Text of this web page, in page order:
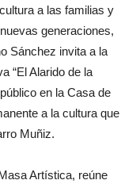
a las familias y
generaciones,
Sánchez invita a la
“El Alarido de la
en la Casa de
a la cultura que
Muñiz.
Artística, reúne